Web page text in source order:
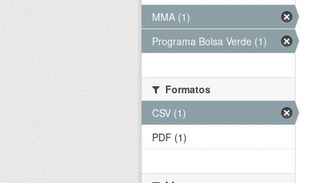
MMA (1)
Programa Bolsa Verde (1)
Formatos
CSV (1)
PDF (1)